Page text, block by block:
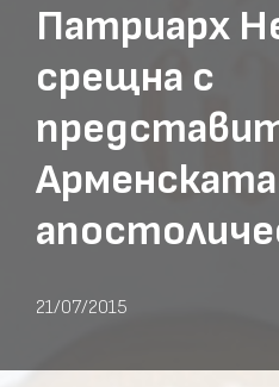
Патриарх
срещна с
Арменската
21/07/2015